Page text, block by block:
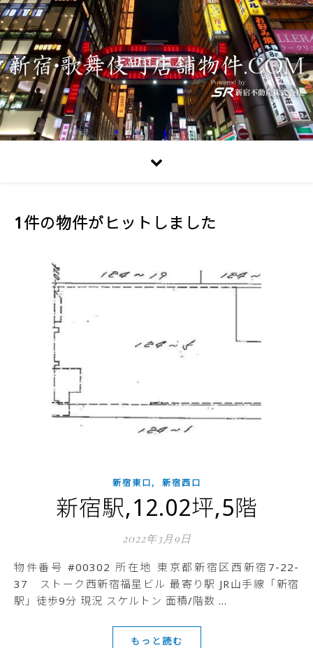
1件の物件がヒットしました
新宿東口, 新宿西口
新宿駅,12.02坪,5階
2022年3月9日
物件番号 #00302 所在地 東京都新宿区西新宿7-22-
37 ストーク西新宿福星ビル 最寄り駅 JR山手線「新宿
駅」徒歩9分 現況 スケルトン 面積/階数 …
もっと読む